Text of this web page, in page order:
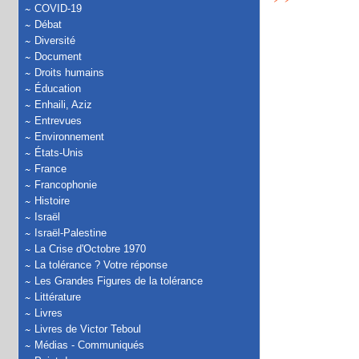
COVID-19
Débat
Diversité
Document
Droits humains
Éducation
Enhaili, Aziz
Entrevues
Environnement
États-Unis
France
Francophonie
Histoire
Israël
Israël-Palestine
La Crise d'Octobre 1970
La tolérance ? Votre réponse
Les Grandes Figures de la tolérance
Littérature
Livres
Livres de Victor Teboul
Médias - Communiqués